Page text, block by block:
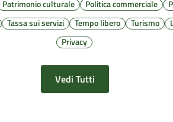
Patrimonio culturale Politica commerciale
Tassa sui servizi Tempo libero Turismo
Privacy
Vedi Tutti